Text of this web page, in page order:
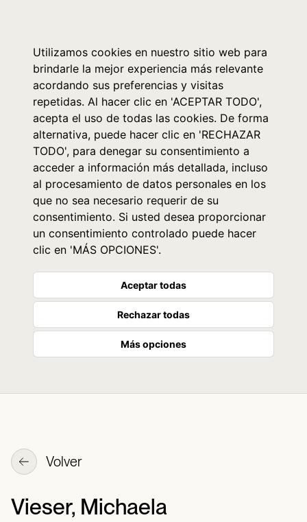
Utilizamos cookies en nuestro sitio web para
brindarle la mejor experiencia más relevante
acordando sus preferencias y visitas
repetidas. Al hacer clic en 'ACEPTAR TODO',
acepta el uso de todas las cookies. De forma
alternativa, puede hacer clic en 'RECHAZAR
TODO', para denegar su consentimiento a
acceder a información más detallada, incluso
al procesamiento de datos personales en los
que no sea necesario requerir de su
consentimiento. Si usted desea proporcionar
un consentimiento controlado puede hacer
clic en 'MÁS OPCIONES'.
Aceptar todas
Rechazar todas
Más opciones
Volver
Vieser, Michaela